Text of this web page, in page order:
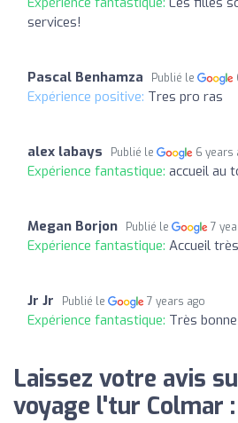
services!
Pascal Benhamza Publié le
Expérience positive: Tres pro ras
alex labays Publié le 6 years
Expérience fantastique: accueil au
Megan Borjon Publié le 7
Expérience fantastique: Accueil
Jr Jr Publié le 7 years ago
Expérience fantastique: Très
Laissez votre avis
voyage l'tur Colmar :